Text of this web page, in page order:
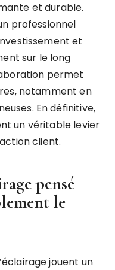
et durable.
professionnel
et
sur le long
permet
notamment en
En définitive,
un véritable levier
client.
pensé
le
jouent un